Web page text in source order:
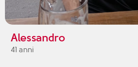
Alessandro
41 anni